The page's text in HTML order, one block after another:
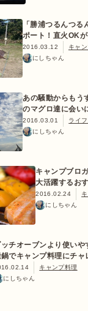
「勝浦つるんつる
ポート！直火OKが
2016.03.12
キャ
にしちゃん
あの騒動からもう
のマグロ達に会い
2016.03.01
ライ
にしちゃん
キャンプブロ
大活躍するお
2016.02.24
にしちゃん
ッチオーブンより使い
でキャンプ料理にチャ
キャンプ料理
にしちゃん